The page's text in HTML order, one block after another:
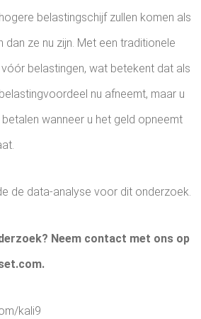
belastingschijf zullen komen als
dan ze nu zijn. Met een traditionele
vóór belastingen, wat betekent dat als
nu afneemt, maar u
wanneer u het geld opneemt
de data-analyse voor dit onderzoek.
Neem contact met ons op
kali9